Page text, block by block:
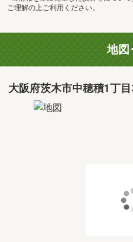
ご理解の上ご利用ください。
地図
大阪府茨木市中穂積1丁